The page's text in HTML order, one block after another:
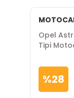
Opel
Tipi
%28